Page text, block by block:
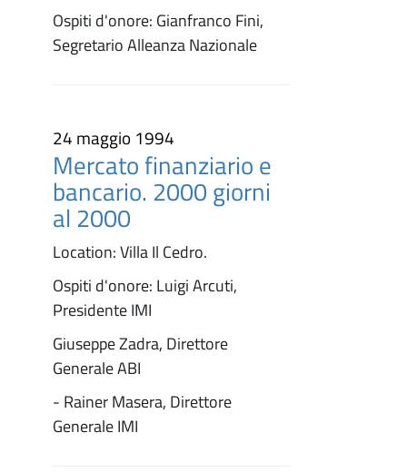
Ospiti d'onore: Gianfranco Fini,
Segretario Alleanza Nazionale
24 maggio 1994
Mercato finanziario e
bancario. 2000 giorni
al 2000
Location: Villa Il Cedro.
Ospiti d'onore: Luigi Arcuti,
Presidente IMI
Giuseppe Zadra, Direttore
Generale ABI
- Rainer Masera, Direttore
Generale IMI